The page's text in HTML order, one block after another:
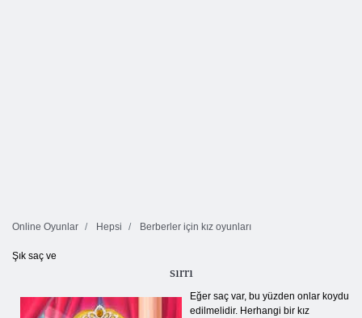
Online Oyunlar Hepsi Berberler için kız oyunları
Şık saç ve
sırrı
Eğer saç var, bu yüzden onlar koydu
edilmelidir. Herhangi bir kız